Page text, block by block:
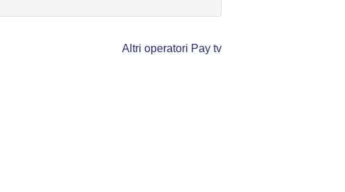
Altri operatori Pay tv